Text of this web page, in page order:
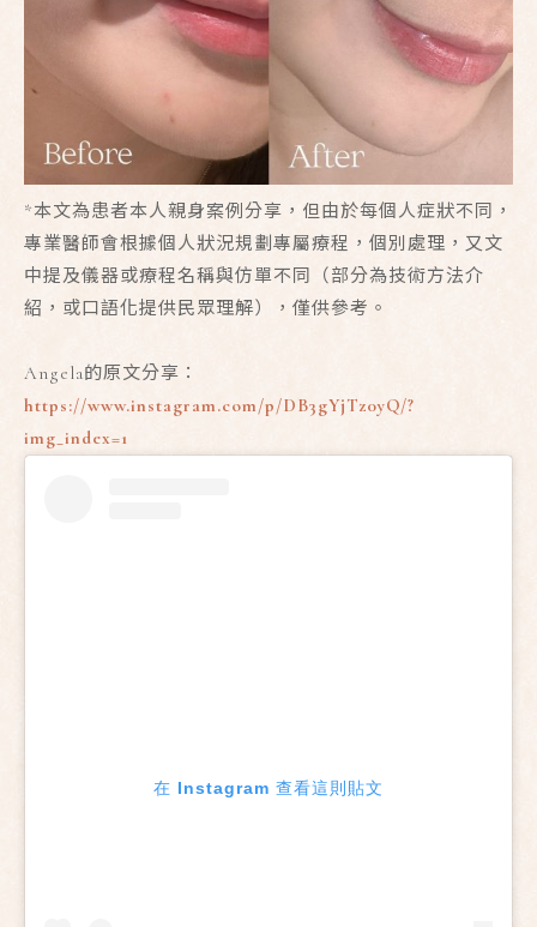
*本文為患者本人親身案例分享，但由於每個人症狀不同，
專業醫師會根據個人狀況規劃專屬療程，個別處理，又文
中提及儀器或療程名稱與仿單不同（部分為技術方法介
紹，或口語化提供民眾理解），僅供參考。
Angela的原文分享：
https://www.instagram.com/p/DB3gYjTz0yQ/?
img_index=1
在 Instagram 查看這則貼文